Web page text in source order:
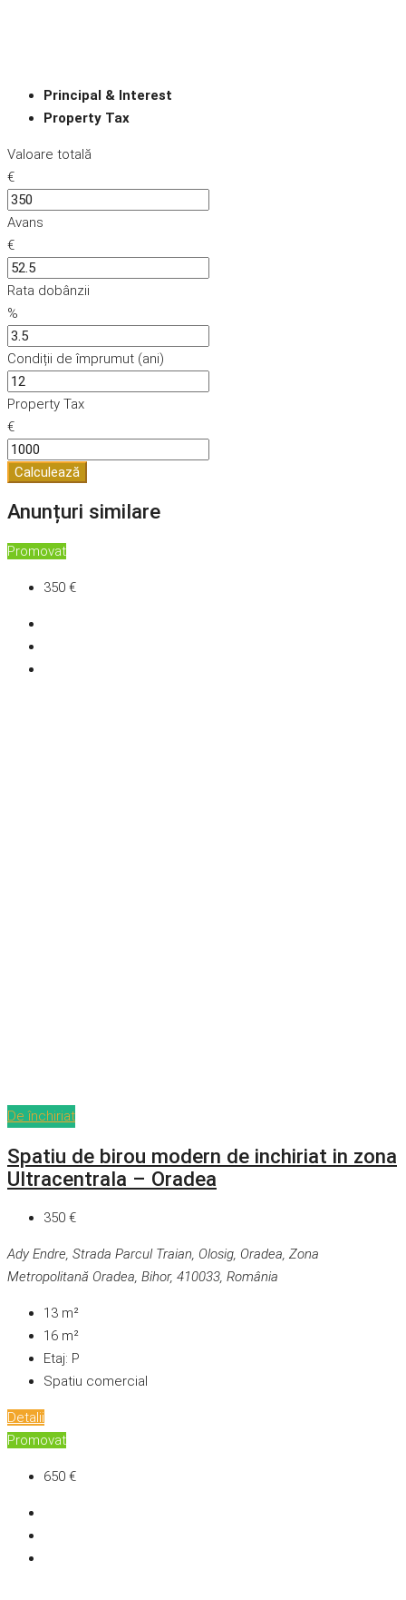
Principal & Interest
Property Tax
Valoare totală
€
Avans
€
Rata dobânzii
%
Condiții de împrumut (ani)
Property Tax
€
Calculează
Anunțuri similare
Promovat
350 €
De închiriat
Spatiu de birou modern de inchiriat in zona
Ultracentrala – Oradea
350 €
Ady Endre, Strada Parcul Traian, Olosig, Oradea, Zona
Metropolitană Oradea, Bihor, 410033, România
13 m²
16 m²
Etaj: P
Spatiu comercial
Detalii
Promovat
650 €